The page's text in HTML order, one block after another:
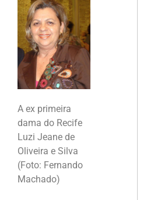
A ex primeira
dama do Recife
Luzi Jeane de
Oliveira e Silva
(Foto: Fernando
Machado)